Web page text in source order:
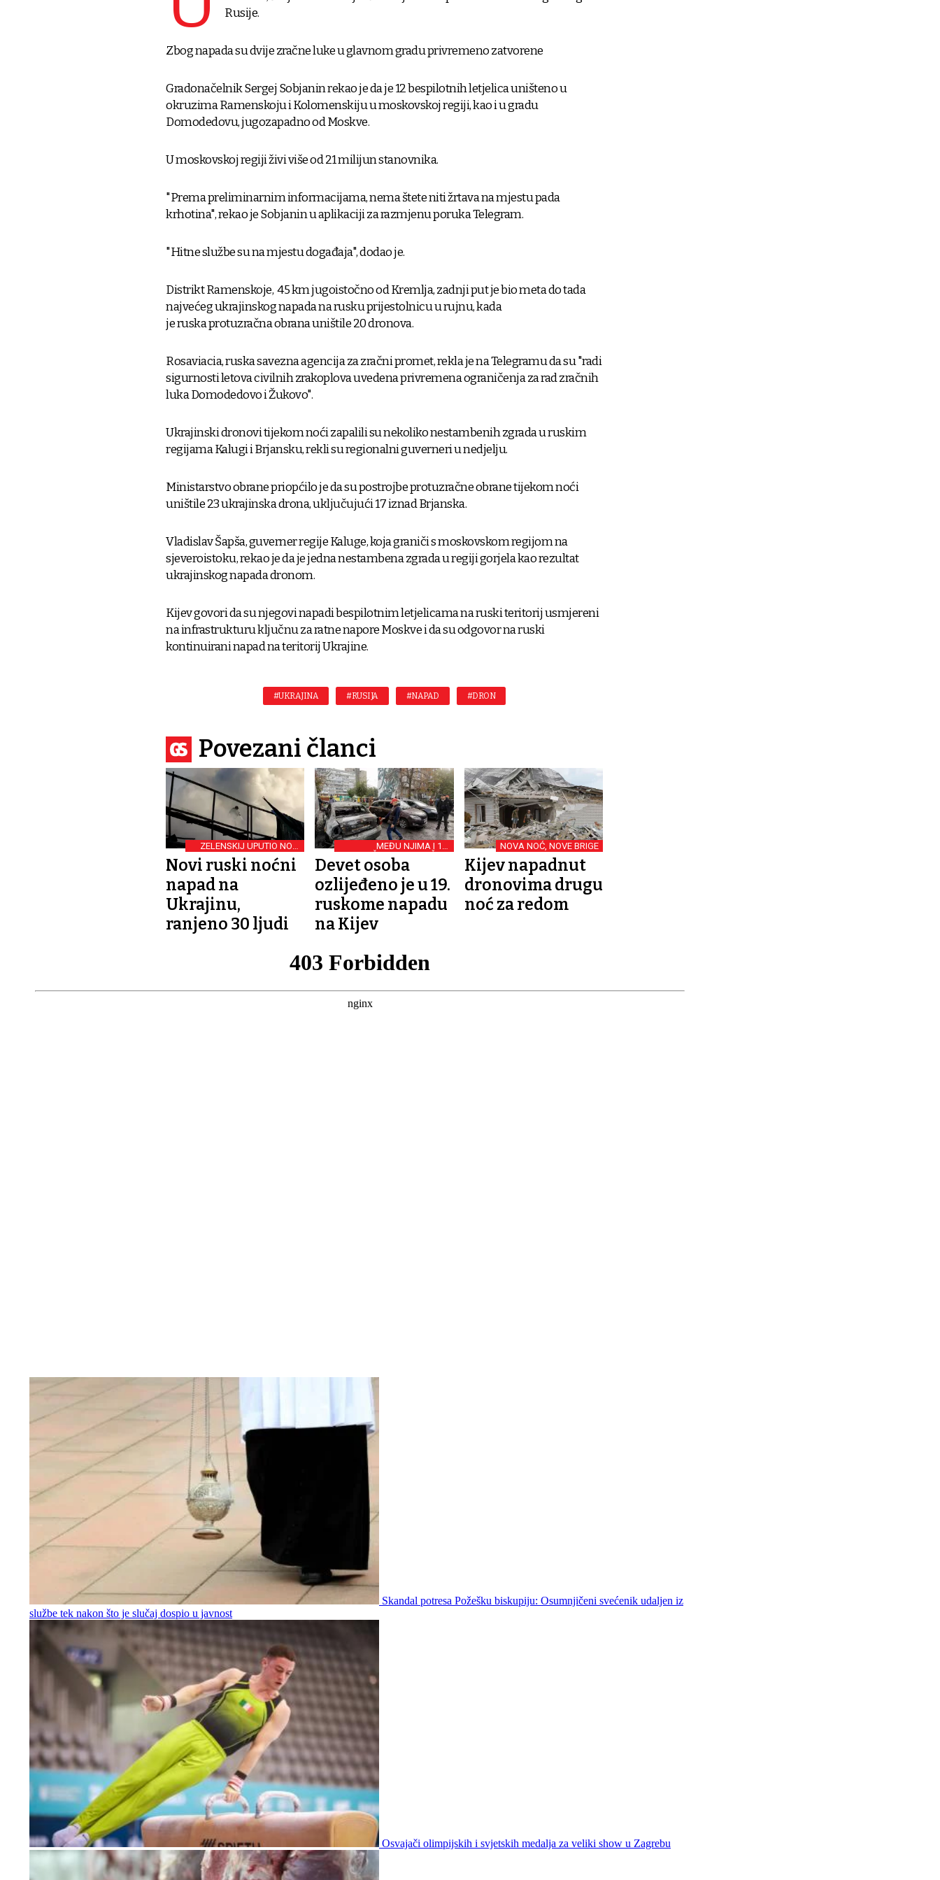
Rusije.
Zbog napada su dvije zračne luke u glavnom gradu privremeno zatvorene
Gradonačelnik Sergej Sobjanin rekao je da je 12 bespilotnih letjelica uništeno u
okruzima Ramenskoju i Kolomenskiju u moskovskoj regiji, kao i u gradu
Domodedovu, jugozapadno od Moskve.
U moskovskoj regiji živi više od 21 milijun stanovnika.
"Prema preliminarnim informacijama, nema štete niti žrtava na mjestu pada
krhotina", rekao je Sobjanin u aplikaciji za razmjenu poruka Telegram.
"Hitne službe su na mjestu događaja", dodao je.
Distrikt Ramenskoje, 45 km jugoistočno od Kremlja, zadnji put je bio meta do tada
najvećeg ukrajinskog napada na rusku prijestolnicu u rujnu, kada
je ruska protuzračna obrana uništile 20 dronova.
Rosaviacia, ruska savezna agencija za zračni promet, rekla je na Telegramu da su "radi
sigurnosti letova civilnih zrakoplova uvedena privremena ograničenja za rad zračnih
luka Domodedovo i Žukovo".
Ukrajinski dronovi tijekom noći zapalili su nekoliko nestambenih zgrada u ruskim
regijama Kalugi i Brjansku, rekli su regionalni guverneri u nedjelju.
Ministarstvo obrane priopćilo je da su postrojbe protuzračne obrane tijekom noći
uništile 23 ukrajinska drona, uključujući 17 iznad Brjanska.
Vladislav Šapša, guverner regije Kaluge, koja graniči s moskovskom regijom na
sjeveroistoku, rekao je da je jedna nestambena zgrada u regiji gorjela kao rezultat
ukrajinskog napada dronom.
Kijev govori da su njegovi napadi bespilotnim letjelicama na ruski teritorij usmjereni
na infrastrukturu ključnu za ratne napore Moskve i da su odgovor na ruski
kontinuirani napad na teritorij Ukrajine.
#UKRAJINA #RUSIJA #NAPAD #DRON
Povezani članci
ZELENSKIJ UPUTIO NOVI
APEL
Novi ruski noćni
napad na
Ukrajinu,
ranjeno 30 ljudi
MEĐU NJIMA I 11-
GODIŠNJA DJEVOJČICA
Devet osoba
ozlijeđeno je u 19.
ruskome napadu
na Kijev
NOVA NOĆ, NOVE BRIGE
Kijev napadnut
dronovima drugu
noć za redom
Skandal potresa Požešku biskupiju: Osumnjičeni svećenik udaljen iz
službe tek nakon što je slučaj dospio u javnost
Osvajači olimpijskih i svjetskih medalja za veliki show u Zagrebu